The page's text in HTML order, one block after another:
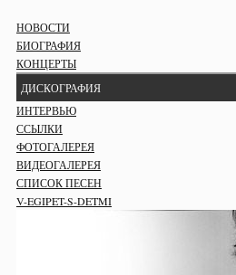
НОВОСТИ
БИОГРАФИЯ
КОНЦЕРТЫ
ДИСКОГРАФИЯ
ИНТЕРВЬЮ
ССЫЛКИ
ФОТОГАЛЕРЕЯ
ВИДЕОГАЛЕРЕЯ
СПИСОК ПЕСЕН
V-EGIPET-S-DETMI